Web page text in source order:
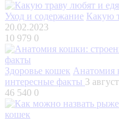
Уход и содержание Какую
20.02.2023
10 979 0
Здоровье кошек Анатомия
интересные факты 3
46 540 0